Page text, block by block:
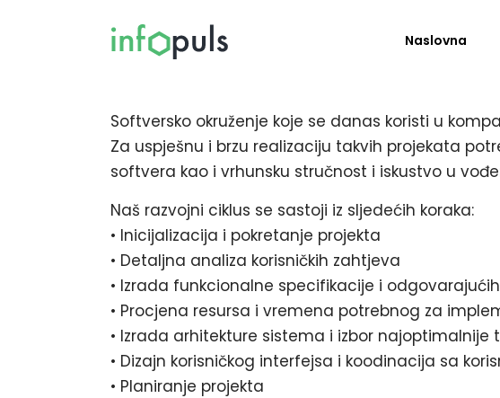
Naslovna
Softversko okruženje koje se danas koristi u
Za uspješnu i brzu realizaciju takvih projekata
softvera kao i vrhunsku stručnost i iskustvo u
Naš razvojni ciklus se sastoji iz sljedećih koraka:
• Inicijalizacija i pokretanje projekta
• Detaljna analiza korisničkih zahtjeva
• Izrada funkcionalne specifikacije i
• Procjena resursa i vremena potrebnog za
• Izrada arhitekture sistema i izbor najoptimalnije
• Dizajn korisničkog interfejsa i koodinacija sa
• Planiranje projekta